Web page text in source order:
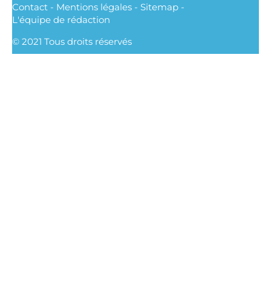
Contact - Mentions légales - Sitemap -
L'équipe de rédaction
© 2021 Tous droits réservés